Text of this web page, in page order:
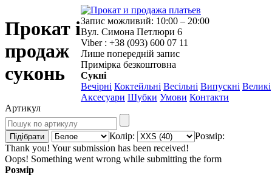
Прокат і
продаж
суконь
Запис можливий: 10:00 – 20:00
Вул. Симона Петлюри 6
Viber : +38 (093) 600 07 11
Лише попередній запис
Примірка безкоштовна
Сукні
Вечірні Коктейльні Весільні Випускні Великі
Аксесуари Шубки Умови Контакти
Артикул
Колір:
Розмір:
Thank you! Your submission has been received!
Oops! Something went wrong while submitting the form
Розмір